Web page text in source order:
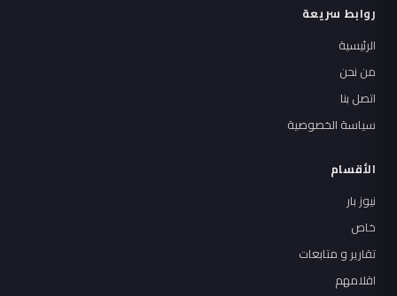
روابط سريعة
الرئيسية
من نحن
اتصل بنا
سياسة الخصوصية
الأقسام
نيوز بار
خاص
تقارير و متابعات
اقلامهم